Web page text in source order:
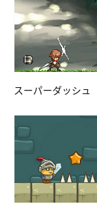
スーパーダッシュ